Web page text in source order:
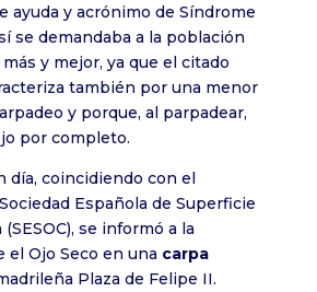
ayuda y acrónimo de Síndrome
se demandaba a la población
y mejor, ya que el citado
también por una menor
y porque, al parpadear,
por completo.
día, coincidiendo con el
Española de Superficie
se informó a la
el Ojo Seco en una carpa
Plaza de Felipe II.